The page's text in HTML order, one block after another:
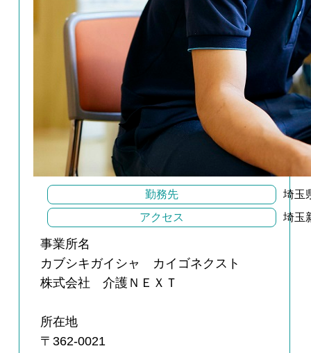
勤務先
埼玉
アクセス
埼玉
事業所名
カブシキガイシャ カイゴネクスト
株式会社 介護ＮＥＸＴ
所在地
〒362-0021